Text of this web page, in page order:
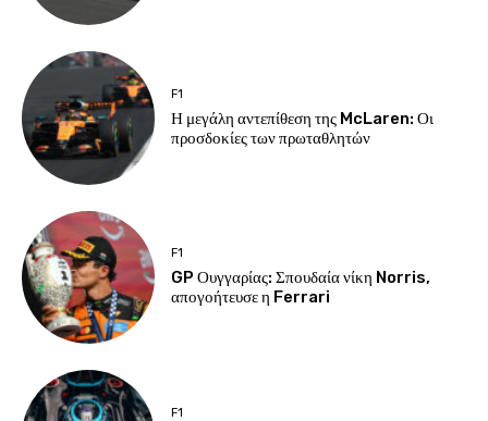
F1
Η μεγάλη αντεπίθεση της McLaren: Οι
προσδοκίες των πρωταθλητών
F1
GP Ουγγαρίας: Σπουδαία νίκη Norris,
απογοήτευσε η Ferrari
F1